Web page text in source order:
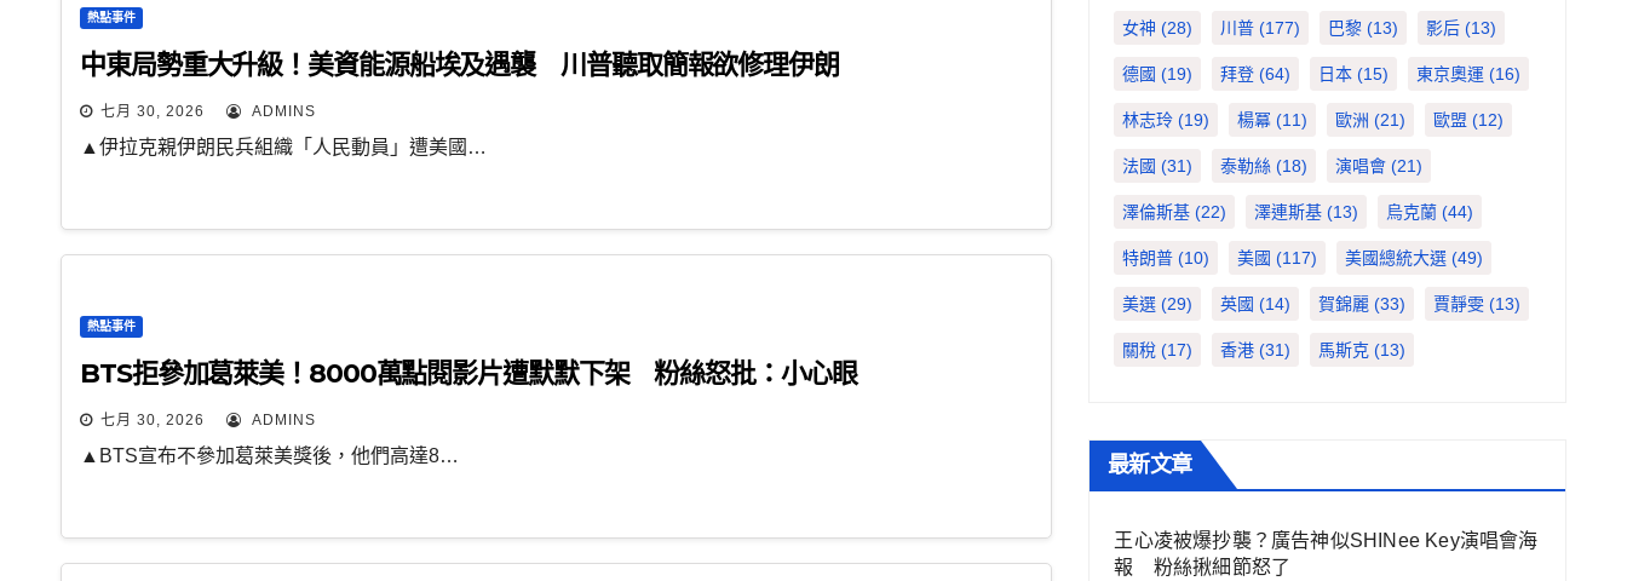
熱點事件
中東局勢重大升級！美資能源船埃及遇襲 川普聽取簡報欲修理伊朗
七月 30, 2026 ADMINS
▲伊拉克親伊朗民兵組織「人民動員」遭美國…
熱點事件
BTS拒參加葛萊美！8000萬點閱影片遭默默下架 粉絲怒批：小心眼
七月 30, 2026 ADMINS
▲BTS宣布不參加葛萊美獎後，他們高達8…
女神 (28) 川普 (177) 巴黎 (13) 影后 (13)
德國 (19) 拜登 (64) 日本 (15) 東京奧運 (16)
林志玲 (19) 楊冪 (11) 歐洲 (21) 歐盟 (12)
法國 (31) 泰勒絲 (18) 演唱會 (21)
澤倫斯基 (22) 澤連斯基 (13) 烏克蘭 (44)
特朗普 (10) 美國 (117) 美國總統大選 (49)
美選 (29) 英國 (14) 賀錦麗 (33) 賈靜雯 (13)
關稅 (17) 香港 (31) 馬斯克 (13)
最新文章
王心凌被爆抄襲？廣告神似SHINee Key演唱會海
報 粉絲揪細節怒了